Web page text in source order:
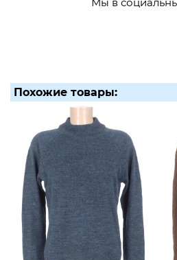
Мы в
Похожие товары: